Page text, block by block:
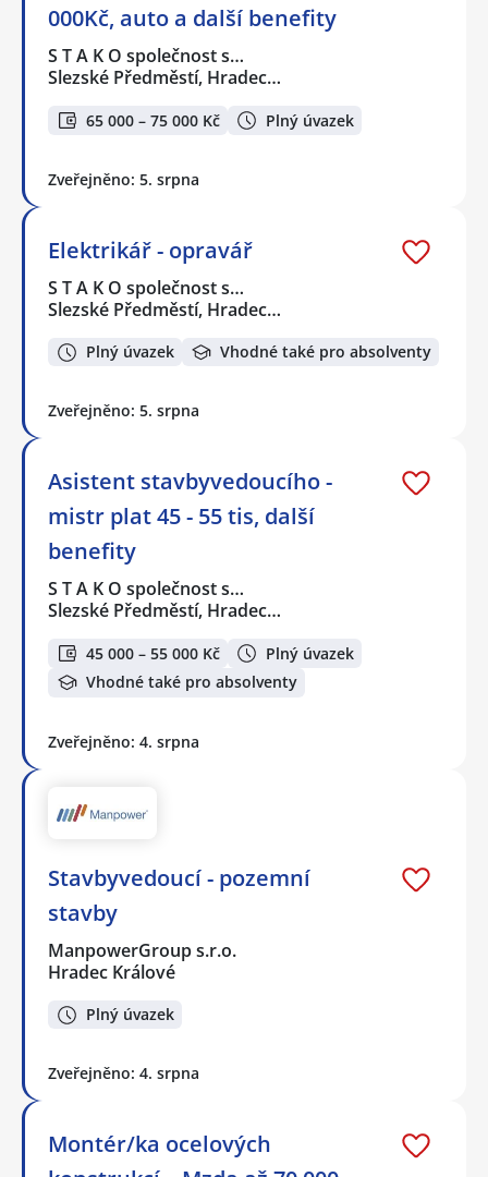
000Kč, auto a další benefity
S T A K O společnost s…
Slezské Předměstí, Hradec…
65 000 – 75 000 Kč Plný úvazek
Zveřejněno: 5. srpna
Elektrikář - opravář
S T A K O společnost s…
Slezské Předměstí, Hradec…
Plný úvazek Vhodné také pro absolventy
Zveřejněno: 5. srpna
Asistent stavbyvedoucího -
mistr plat 45 - 55 tis, další
benefity
S T A K O společnost s…
Slezské Předměstí, Hradec…
45 000 – 55 000 Kč
Plný úvazek
Vhodné také pro absolventy
Zveřejněno: 4. srpna
Stavbyvedoucí - pozemní
stavby
ManpowerGroup s.r.o.
Hradec Králové
Plný úvazek
Zveřejněno: 4. srpna
Montér/ka ocelových